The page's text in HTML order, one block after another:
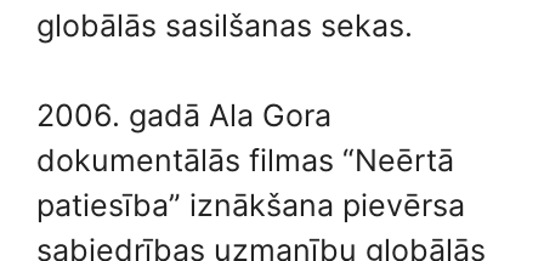
globālās sasilšanas sekas.
2006. gadā Ala Gora
dokumentālās filmas “Neērtā
patiesība” iznākšana pievērsa
sabiedrības uzmanību globālās